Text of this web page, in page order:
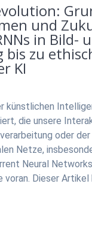
und
in Bild-
zu
KI
künstlichen
die unsere
oder der
Netze,
Neural
Dieser